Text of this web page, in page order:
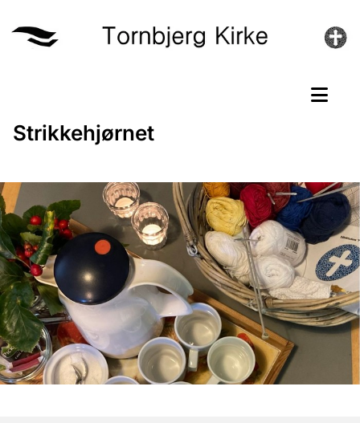
Strikkehjørnet